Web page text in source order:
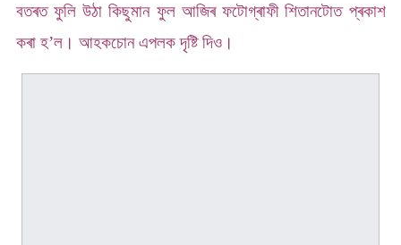
বতৰত ফুলি উঠা কিছুমান ফুল আজিৰ ফটোগ্ৰাফী শিতানটোত প্ৰকাশ
কৰা হ’ল। আহকচোন এপলক দৃষ্টি দিও।